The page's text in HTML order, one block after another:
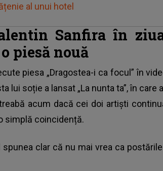
al unui hotel
Sanfira în
piesă nouă
piesa „Dragostea-i ca focul” în
lui soție a lansat „La nunta ta”, în care
acum dacă cei doi artiști
simplă coincidență.
clar că nu mai vrea ca